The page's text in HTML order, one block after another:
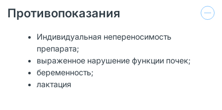
Противопоказания
Индивидуальная непереносимость
препарата;
выраженное нарушение функции почек;
беременность;
лактация